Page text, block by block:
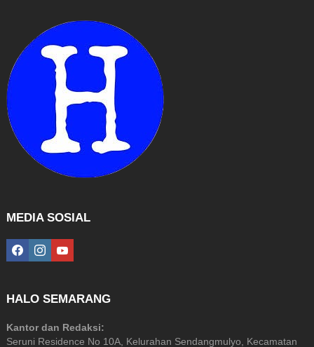
MEDIA SOSIAL
facebookinstagramyoutube
HALO SEMARANG
Kantor dan Redaksi:
Seruni Residence No 10A, Kelurahan Sendangmulyo, Kecamatan